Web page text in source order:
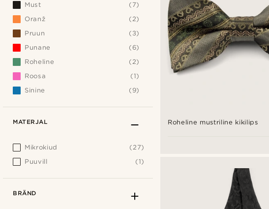
Roheline mustriline kikilips
Must
(7)
Oranž
(2)
Pruun
(3)
Punane
(6)
Roheline
(2)
Roosa
(1)
Sinine
(9)
MATERJAL
Mikrokiud
(27)
Puuvill
(1)
BRÄND